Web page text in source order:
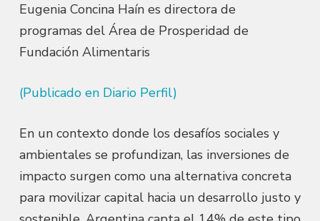
Eugenia Concina Haín es directora de
programas del Área de Prosperidad de
Fundación Alimentaris
(Publicado en Diario Perfil)
En un contexto donde los desafíos sociales y
ambientales se profundizan, las inversiones de
impacto surgen como una alternativa concreta
para movilizar capital hacia un desarrollo justo y